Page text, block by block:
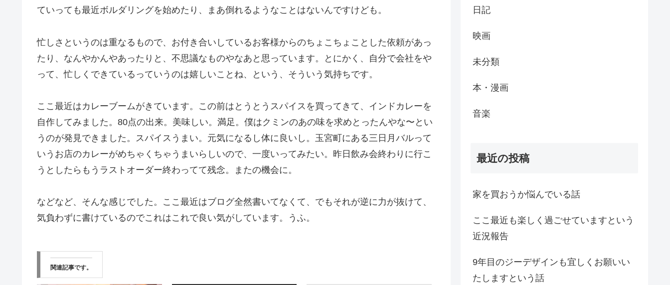
ていっても最近ボルダリングを始めたり、まあ倒れるようなことはないんですけども。
忙しさというのは重なるもので、お付き合いしているお客様からのちょこちょことした依頼があっ
たり、なんやかんやあったりと、不思議なものやなあと思っています。とにかく、自分で会社をや
って、忙しくできているっていうのは嬉しいことね、という、そういう気持ちです。
ここ最近はカレーブームがきています。この前はとうとうスパイスを買ってきて、インドカレーを
自作してみました。80点の出来。美味しい。満足。僕はクミンのあの味を求めとったんやな〜とい
うのが発見できました。スパイスうまい。元気になるし体に良いし。玉宮町にある三日月バルって
いうお店のカレーがめちゃくちゃうまいらしいので、一度いってみたい。昨日飲み会終わりに行こ
うとしたらもうラストオーダー終わってて残念。またの機会に。
などなど、そんな感じでした。ここ最近はブログ全然書いてなくて、でもそれが逆に力が抜けて、
気負わずに書けているのでこれはこれで良い気がしています。うふ。
関連記事です。
日記
映画
未分類
本・漫画
音楽
最近の投稿
家を買おうか悩んでいる話
ここ最近も楽しく過ごせていますという
近況報告
9年目のジーデザインも宜しくお願いい
たしますという話